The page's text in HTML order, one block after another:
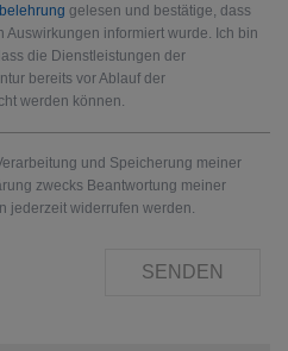
gelesen und bestätige, dass
Auswirkungen informiert wurde. Ich bin
die Dienstleistungen der
bereits vor Ablauf der
werden können.
und Speicherung meiner
zwecks Beantwortung meiner
jederzeit widerrufen werden.
SENDEN